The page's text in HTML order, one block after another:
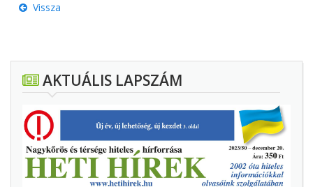
Vissza
AKTUÁLIS LAPSZÁM